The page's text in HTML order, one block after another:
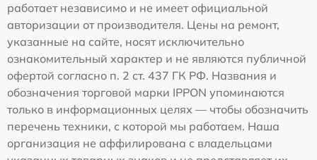
работает независимо и не имеет официальной
авторизации от производителя. Цены на ремонт,
указанные на сайте, носят исключительно
ознакомительный характер и не являются публичной
офертой согласно п. 2 ст. 437 ГК РФ. Названия и
обозначения торговой марки IPPON упоминаются
только в информационных целях — чтобы обозначить
перечень техники, с которой мы работаем. Наша
организация не аффилирована с владельцами